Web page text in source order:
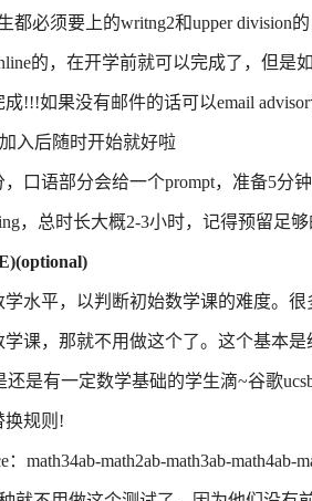
必须要上的writng2和upper division
的，在开学前就可以完成了，但是
!!!如果没有邮件的话可以email
入后随时开始就好啦
语部分会给一个prompt，准备5分
，总时长大概2-3小时，记得预留足
平，以判断初始数学课的难度。很
课，那就不用做这个了。这个基本
是有一定数学基础的学生滴~谷歌ucsb
换规则!
math2ab-math3ab-math4ab-